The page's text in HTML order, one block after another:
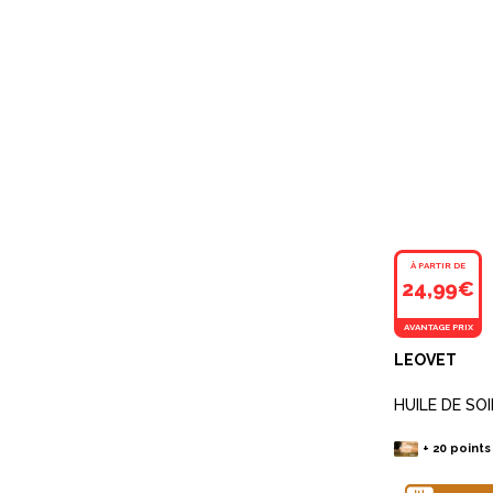
À PARTIR DE
24,99€
AVANTAGE PRIX
LEOVET
HUILE DE
+20 points